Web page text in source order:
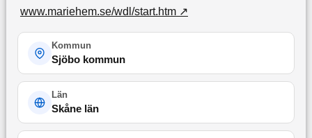
www.mariehem.se/wdl/start.htm↗
Kommun
Sjöbo kommun
Län
Skåne län